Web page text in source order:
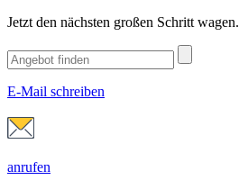
Jetzt den nächsten großen Schritt wagen.
E-Mail schreiben
anrufen